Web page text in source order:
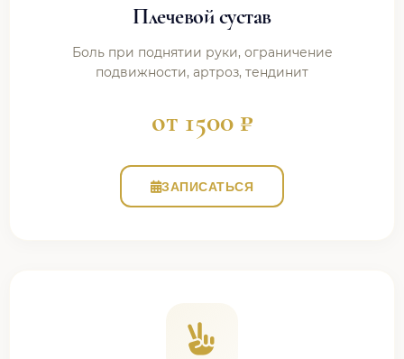
Плечевой сустав
Боль при поднятии руки, ограничение
подвижности, артроз, тендинит
от 1500 ₽
ЗАПИСАТЬСЯ